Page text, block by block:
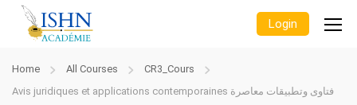
Login
Home All Courses
CR3_Cours
Avis juridiques et applications contemporaines فتاوى وتطبيقات معاصرة